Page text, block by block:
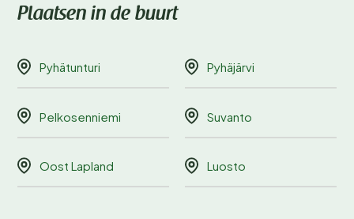
Plaatsen in de buurt
Pyhätunturi Pyhäjärvi
Pelkosenniemi Suvanto
Oost Lapland Luosto